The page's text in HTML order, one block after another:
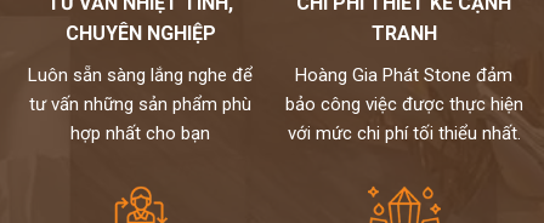
CHUYÊN NGHIỆP
Luôn sẵn sàng lắng nghe để
tư vấn những sản phẩm phù
hợp nhất cho bạn
TRANH
Hoàng Gia Phát Stone đảm
bảo công việc được thực hiện
với mức chi phí tối thiểu nhất.